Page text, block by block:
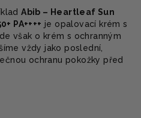
Abib – Heartleaf Sun
PA++++ je opalovací krém s
však o krém s ochranným
vždy jako poslední,
ochranu pokožky před